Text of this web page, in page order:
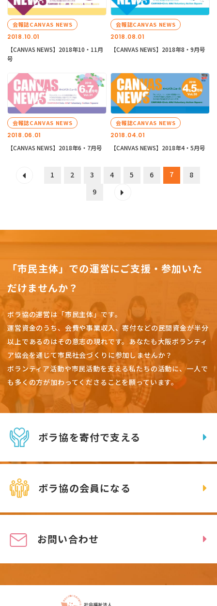
2018.10.01
会報誌CANVAS NEWS
【CANVAS NEWS】2018年10・11月
号
2018.08.01
会報誌CANVAS NEWS
【CANVAS NEWS】2018年8・9月号
2018.06.01
会報誌CANVAS NEWS
【CANVAS NEWS】2018年6・7月号
2018.04.01
会報誌CANVAS NEWS
【CANVAS NEWS】2018年4・5月号
1 2 3 4 5 6 7
8
9
「市民主体」での運営にご支援・参加いた
だけませんか？
ボラ協の運営は「市民主体」です。
運営資金のうち、会費や事業収入、寄付などの民間資金が半分
以上であるのはその意志の現れです。 あなたも大阪ボランティ
ア協会を通じて市民社会づくりに参加しませんか？
ボランティア活動や市民活動を支える私たちの活動に、一人で
も多くの方が加わってくださることを願っています。
ボラ協を寄付で支える
ボラ協の会員になる
お問い合わせ